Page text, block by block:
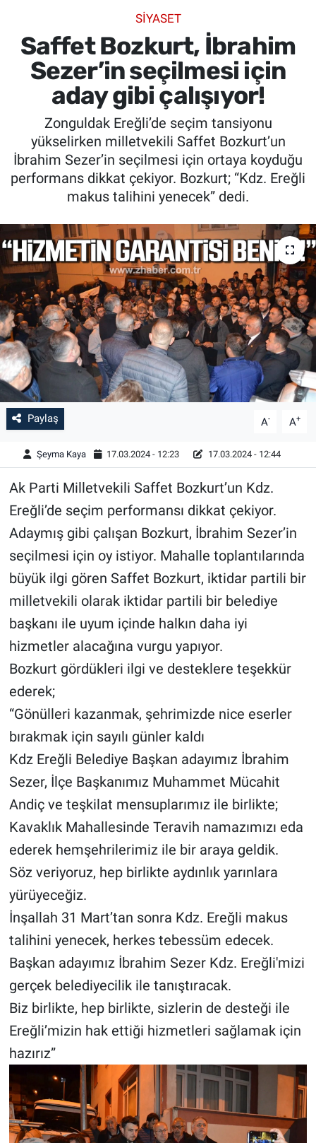
SİYASET
Saffet Bozkurt, İbrahim
Sezer’in seçilmesi için
aday gibi çalışıyor!
Zonguldak Ereğli’de seçim tansiyonu
yükselirken milletvekili Saffet Bozkurt’un
İbrahim Sezer’in seçilmesi için ortaya koyduğu
performans dikkat çekiyor. Bozkurt; “Kdz. Ereğli
makus talihini yenecek” dedi.
Paylaş A- A+
Şeyma Kaya 17.03.2024 - 12:23 17.03.2024 - 12:44
Ak Parti Milletvekili Saffet Bozkurt’un Kdz.
Ereğli’de seçim performansı dikkat çekiyor.
Adaymış gibi çalışan Bozkurt, İbrahim Sezer’in
seçilmesi için oy istiyor. Mahalle toplantılarında
büyük ilgi gören Saffet Bozkurt, iktidar partili bir
milletvekili olarak iktidar partili bir belediye
başkanı ile uyum içinde halkın daha iyi
hizmetler alacağına vurgu yapıyor.
Bozkurt gördükleri ilgi ve desteklere teşekkür
ederek;
“Gönülleri kazanmak, şehrimizde nice eserler
bırakmak için sayılı günler kaldı
Kdz Ereğli Belediye Başkan adayımız İbrahim
Sezer, İlçe Başkanımız Muhammet Mücahit
Andiç ve teşkilat mensuplarımız ile birlikte;
Kavaklık Mahallesinde Teravih namazımızı eda
ederek hemşehrilerimiz ile bir araya geldik.
Söz veriyoruz, hep birlikte aydınlık yarınlara
yürüyeceğiz.
İnşallah 31 Mart’tan sonra Kdz. Ereğli makus
talihini yenecek, herkes tebessüm edecek.
Başkan adayımız İbrahim Sezer Kdz. Ereğli'mizi
gerçek belediyecilik ile tanıştıracak.
Biz birlikte, hep birlikte, sizlerin de desteği ile
Ereğli’mizin hak ettiği hizmetleri sağlamak için
hazırız”
SPOR
SAĞLIK